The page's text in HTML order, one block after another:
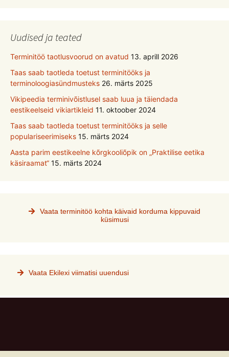
Uudised ja teated
Terminitöö taotlusvoorud on avatud 13. aprill 2026
Taas saab taotleda toetust terminitööks ja
terminoloogiasündmusteks 26. märts 2025
Vikipeedia terminivõistlusel saab luua ja täiendada
eestikeelseid vikiartikleid 11. oktoober 2024
Taas saab taotleda toetust terminitööks ja selle
populariseerimiseks 15. märts 2024
Aasta parim eestikeelne kõrgkooliõpik on „Praktilise eetika
käsiraamat“ 15. märts 2024
Vaata terminitöö kohta käivaid korduma kippuvaid
küsimusi
Vaata Ekilexi viimatisi uuendusi